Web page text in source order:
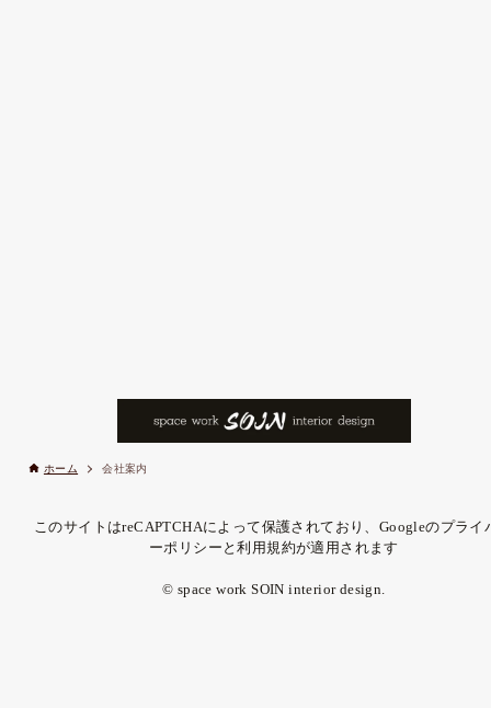
ホーム 会社案内
このサイトはreCAPTCHAによって保護されており、Googleのプライ
ーポリシーと利用規約が適用されます
© space work SOIN interior design.